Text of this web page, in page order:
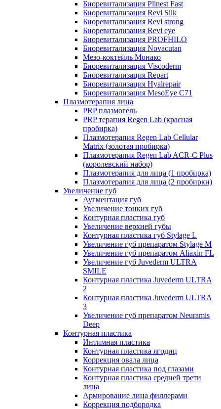
Биоревитализация Plinest Fast
Биоревитализация Revi Silk
Биоревитализация Revi strong
Биоревитализация Revi eye
Биоревитализация PROFHILO
Биоревитализация Novacutan
Мезо-коктейль Монако
Биоревитализация Viscoderm
Биоревитализация Repart
Биоревитализация Hyalrepair
Биоревитализация MesoEye C71
Плазмотерапия лица
PRP плазмогель
PRP терапия Regen Lab (красная
пробирка)
Плазмотерапия Regen Lab Cellular
Matrix (золотая пробирка)
Плазмотерапия Regen Lab ACR-C Plus
(королевский набор)
Плазмотерапия для лица (1 пробирка)
Плазмотерапия для лица (2 пробирки)
Увеличение губ
Аугментация губ
Увеличение тонких губ
Контурная пластика губ
Увеличение верхней губы
Контурная пластика губ Stylage L
Увеличение губ препаратом Stylage M
Увеличение губ препаратом Aliaxin FL
Увеличение губ Juvederm ULTRA
SMILE
Контурная пластика Juvederm ULTRA
2
Контурная пластика Juvederm ULTRA
3
Увеличение губ препаратом Neuramis
Deep
Контурная пластика
Интимная пластика
Контурная пластика ягодиц
Коррекция овала лица
Контурная пластика под глазами
Контурная пластика средней трети
лица
Армирование лица филлерами
Коррекция подбородка